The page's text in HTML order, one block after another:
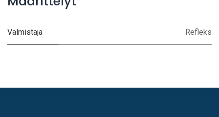
Valmistaja Refleks